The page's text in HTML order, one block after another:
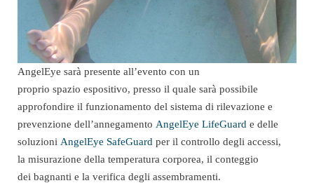
AngelEye sarà presente all’evento con un
proprio spazio espositivo, presso il quale sarà possibile
approfondire il funzionamento del sistema di rilevazione e
prevenzione dell’annegamento AngelEye LifeGuard e delle
soluzioni AngelEye SafeGuard per il controllo degli accessi,
la misurazione della temperatura corporea, il conteggio
dei bagnanti e la verifica degli assembramenti.